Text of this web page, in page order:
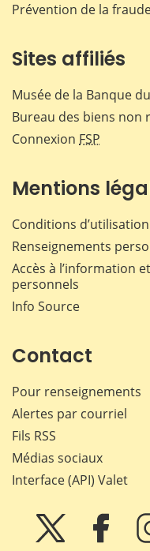
Prévention de la
Sites affiliés
Musée de la Banque
Bureau des biens non
Connexion FSP
Mentions
Conditions d’utilisation
Renseignements
Accès à l’information
personnels
Info Source
Contact
Pour renseignements
Alertes par courriel
Fils RSS
Médias sociaux
Interface (API) Valet